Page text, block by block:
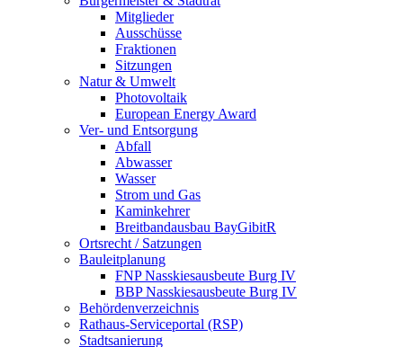
Mitglieder
Ausschüsse
Fraktionen
Sitzungen
Natur & Umwelt
Photovoltaik
European Energy Award
Ver- und Entsorgung
Abfall
Abwasser
Wasser
Strom und Gas
Kaminkehrer
Breitbandausbau BayGibitR
Ortsrecht / Satzungen
Bauleitplanung
FNP Nasskiesausbeute Burg IV
BBP Nasskiesausbeute Burg IV
Behördenverzeichnis
Rathaus-Serviceportal (RSP)
Stadtsanierung